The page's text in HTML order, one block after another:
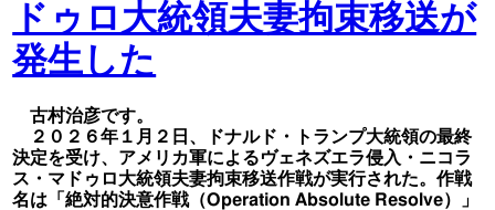
ドゥロ大統領夫妻拘束移送が
発生した
古村治彦です。
２０２６年１月２日、ドナルド・トランプ大統領の最終
決定を受け、アメリカ軍によるヴェネズエラ侵入・ニコラ
ス・マドゥロ大統領夫妻拘束移送作戦が実行された。作戦
名は「絶対的決意作戦（Operation Absolute Resolve）」